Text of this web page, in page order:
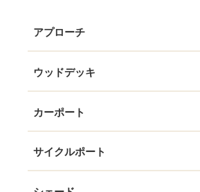
アプローチ
ウッドデッキ
カーポート
サイクルポート